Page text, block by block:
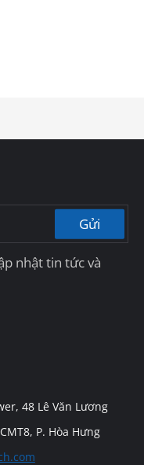
Gửi
nhật tin tức và
48 Lê Văn Lương
P. Hòa Hưng